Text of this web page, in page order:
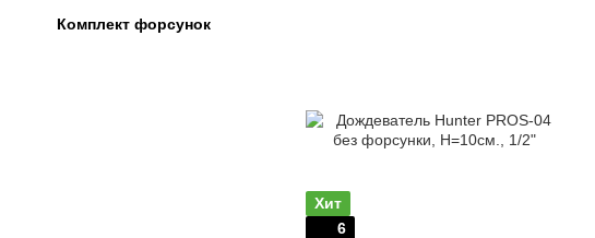
Хит
6
Комплект форсунок